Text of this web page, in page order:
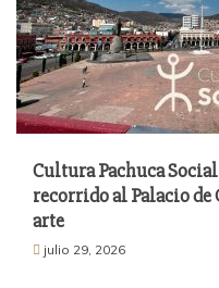
Cultura Pachuca
recorrido al Palacio
arte
julio 29, 2026